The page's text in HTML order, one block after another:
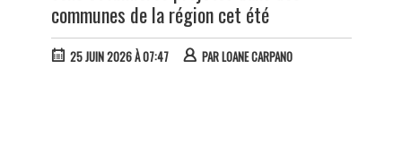
communes de la région cet été
25 JUIN 2026 À 07:47 PARLOANE CARPANO